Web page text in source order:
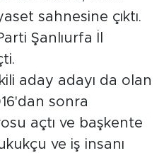
sahnesine çıktı.
Şanlıurfa İl
aday adayı da olan
sonra
açtı ve başkente
ve iş insanı